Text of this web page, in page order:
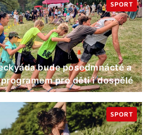
bude posedmnácté a
pro děti i dospělé
SPORT
SPORT